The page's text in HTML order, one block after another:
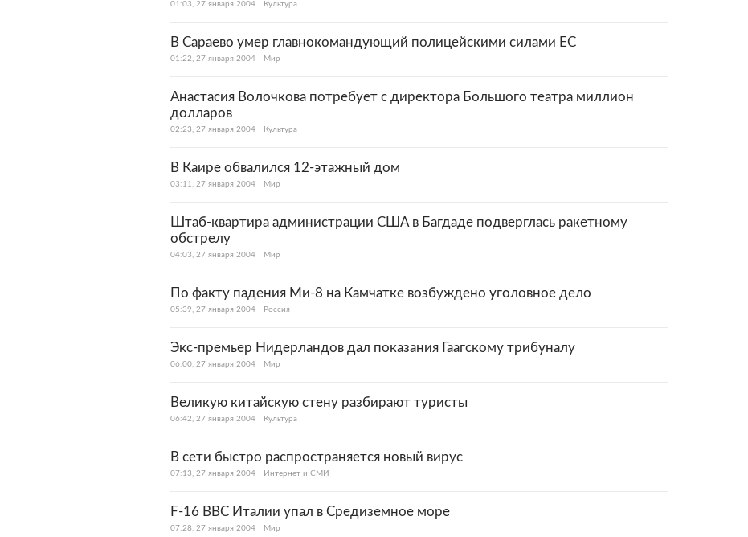
01:03, 27 января 2004 Культура
В Сараево умер главнокомандующий полицейскими силами ЕС
01:22, 27 января 2004 Мир
Анастасия Волочкова потребует с директора Большого театра миллион
долларов
02:23, 27 января 2004 Культура
В Каире обвалился 12-этажный дом
03:11, 27 января 2004 Мир
Штаб-квартира администрации США в Багдаде подверглась ракетному
обстрелу
04:03, 27 января 2004 Мир
По факту падения Ми-8 на Камчатке возбуждено уголовное дело
05:39, 27 января 2004 Россия
Экс-премьер Нидерландов дал показания Гаагскому трибуналу
06:00, 27 января 2004 Мир
Великую китайскую стену разбирают туристы
06:42, 27 января 2004 Культура
В сети быстро распространяется новый вирус
07:13, 27 января 2004 Интернет и СМИ
F-16 ВВС Италии упал в Средиземное море
07:28, 27 января 2004 Мир